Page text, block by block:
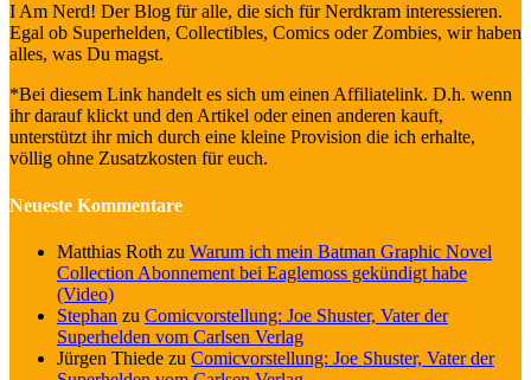
I Am Nerd! Der Blog für alle, die sich für Nerdkram interessieren.
Egal ob Superhelden, Collectibles, Comics oder Zombies, wir haben
alles, was Du magst.
*Bei diesem Link handelt es sich um einen Affiliatelink. D.h. wenn
ihr darauf klickt und den Artikel oder einen anderen kauft,
unterstützt ihr mich durch eine kleine Provision die ich erhalte,
völlig ohne Zusatzkosten für euch.
Neueste Kommentare
Matthias Roth zu Warum ich mein Batman Graphic Novel
Collection Abonnement bei Eaglemoss gekündigt habe
(Video)
Stephan zu Comicvorstellung: Joe Shuster, Vater der
Superhelden vom Carlsen Verlag
Jürgen Thiede zu Comicvorstellung: Joe Shuster, Vater der